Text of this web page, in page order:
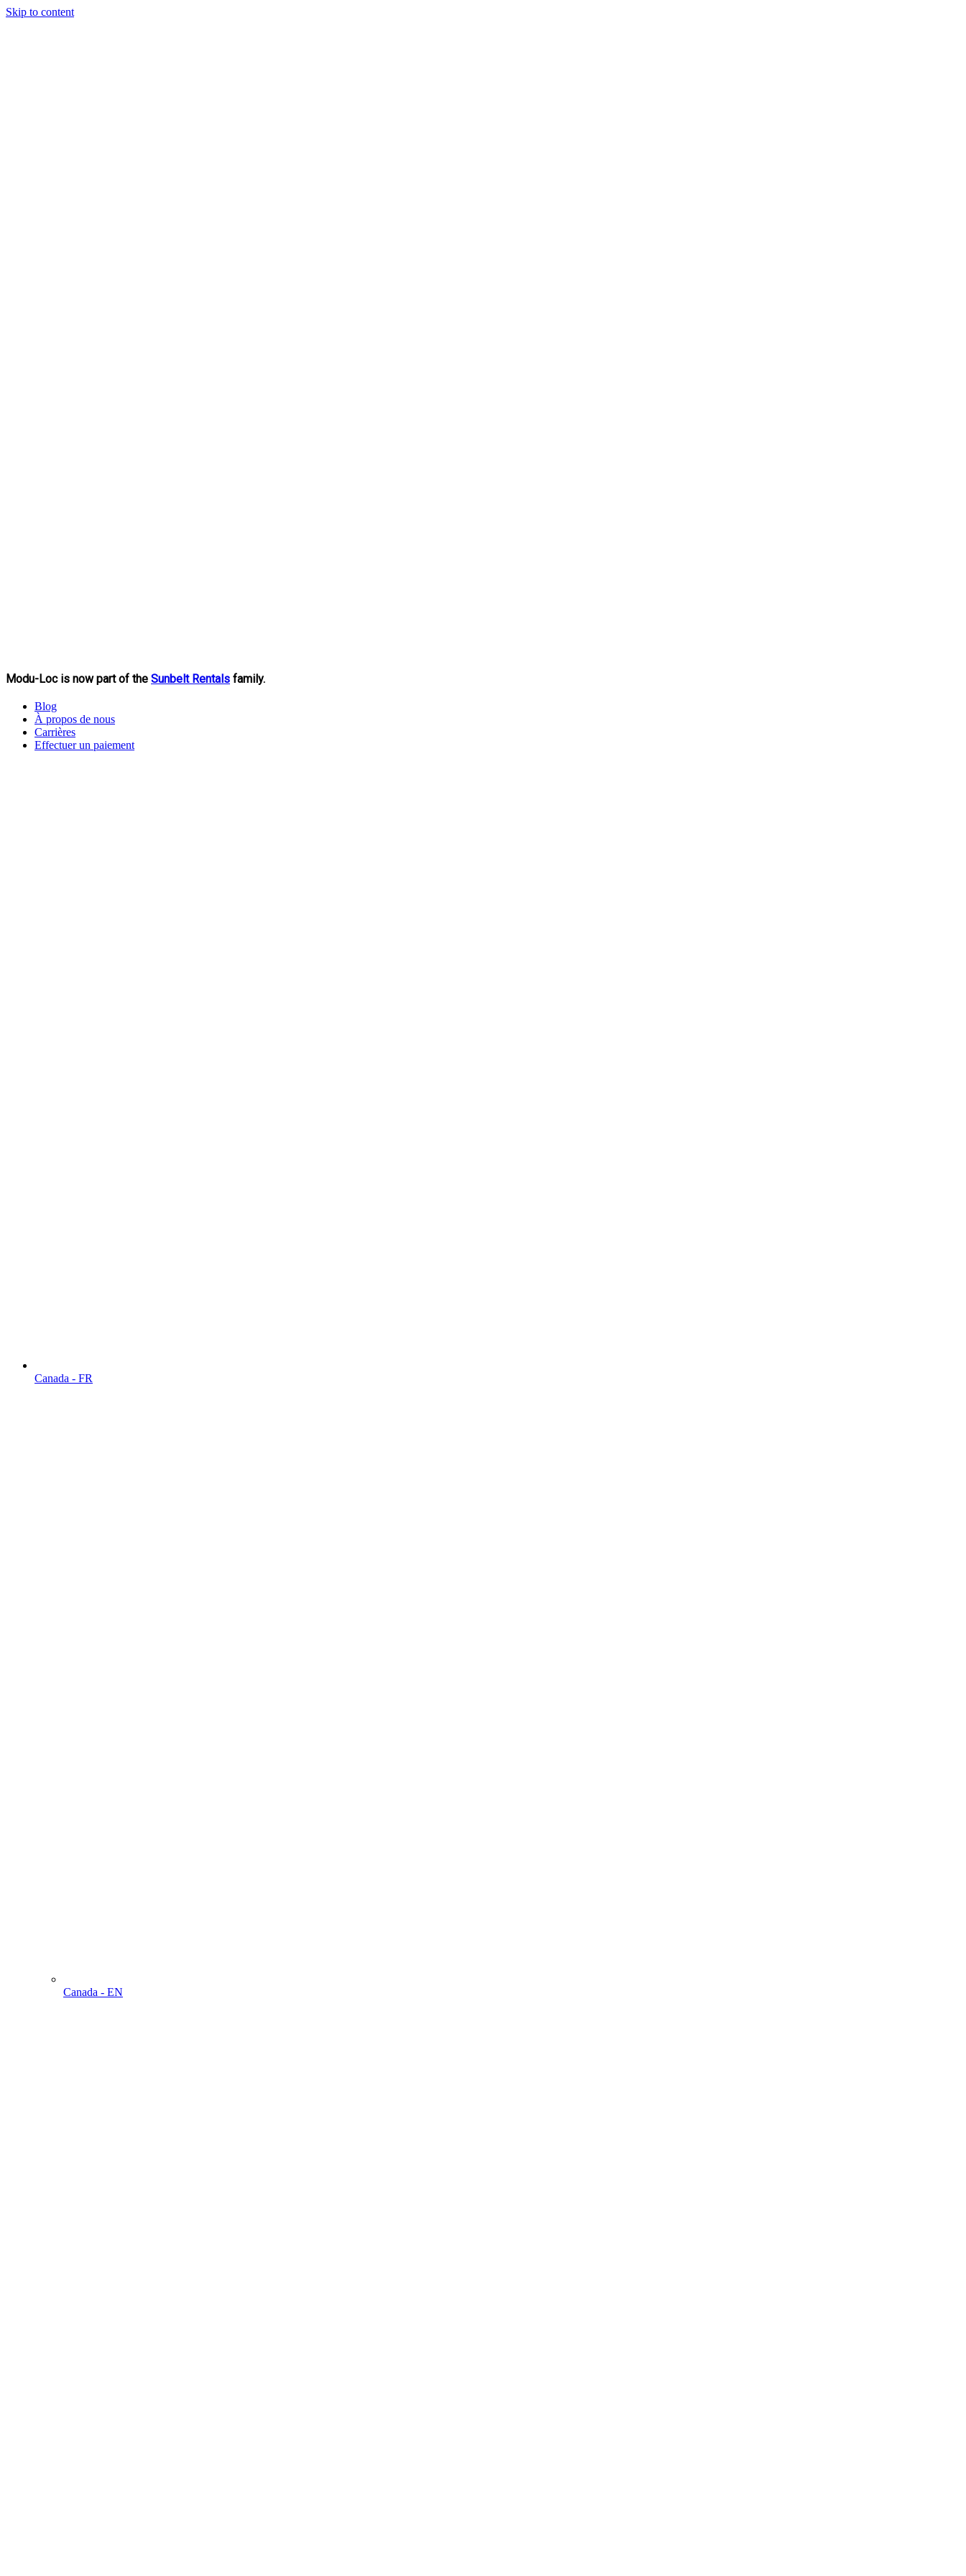
Skip to content
Modu-Loc is now part of the Sunbelt Rentals family.
Blog
À propos de nous
Carrières
Effectuer un paiement
Canada - FR
Canada - EN